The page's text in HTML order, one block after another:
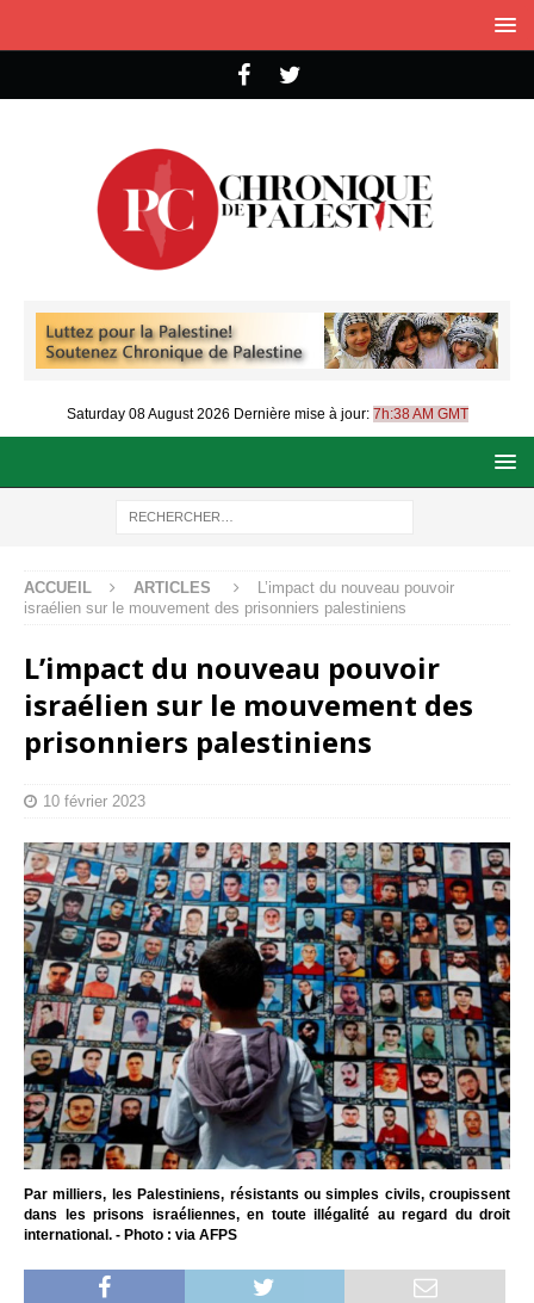
Saturday 08 August 2026 Dernière mise à jour: 7h:38 AM GMT
ACCUEIL ARTICLES
L’impact du nouveau pouvoir
israélien sur le mouvement des prisonniers palestiniens
L’impact du nouveau pouvoir
israélien sur le mouvement des
prisonniers palestiniens
10 février 2023
Par milliers, les Palestiniens, résistants ou simples civils, croupissent
dans les prisons israéliennes, en toute illégalité au regard du droit
international. - Photo : via AFPS